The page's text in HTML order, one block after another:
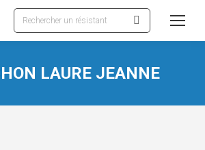
Recherche
:
LAURE JEANNE